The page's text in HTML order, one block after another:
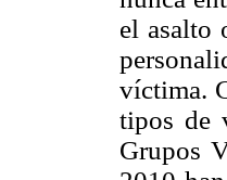
el asalto
víctima.
tipos de
Grupos